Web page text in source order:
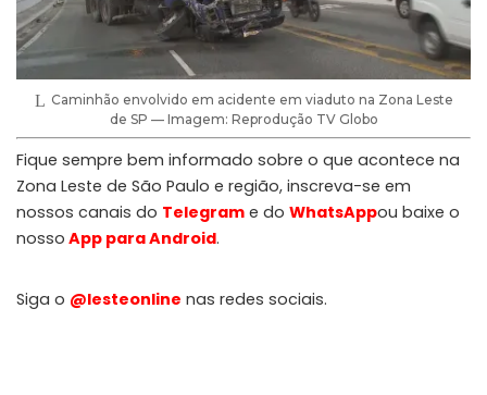
Caminhão envolvido em acidente em viaduto na Zona Leste
de SP — Imagem: Reprodução TV Globo
Fique sempre bem informado sobre o que acontece na
Zona Leste de São Paulo e região, inscreva-se em
nossos canais do Telegram e do WhatsAppou baixe o
nosso App para Android.
Siga o @lesteonline nas redes sociais.